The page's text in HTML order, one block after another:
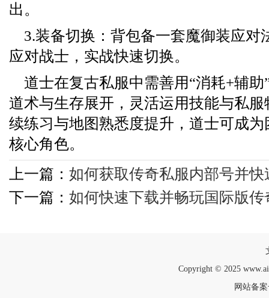
出。
3.装备切换：背包备一套魔御装应对
应对战士，实战快速切换。
道士在复古私服中需善用“消耗+辅
道术与生存展开，灵活运用技能与私
续练习与地图熟悉度提升，道士可成
核心角色。
上一篇： 如何获取传奇私服内部号并
下一篇： 如何快速下载并畅玩国际版传
Copyright © 2025
网站备